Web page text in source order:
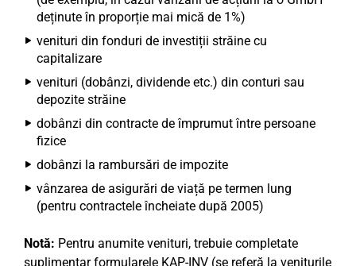
deținute în proporție mai mică de 1%)
venituri din fonduri de investiții străine cu
capitalizare
venituri (dobânzi, dividende etc.) din conturi sau
depozite străine
dobânzi din contracte de împrumut între persoane
fizice
dobânzi la rambursări de impozite
vânzarea de asigurări de viață pe termen lung
(pentru contractele încheiate după 2005)
Notă: Pentru anumite venituri, trebuie completate
suplimentar formularele KAP-INV (se referă la veniturile